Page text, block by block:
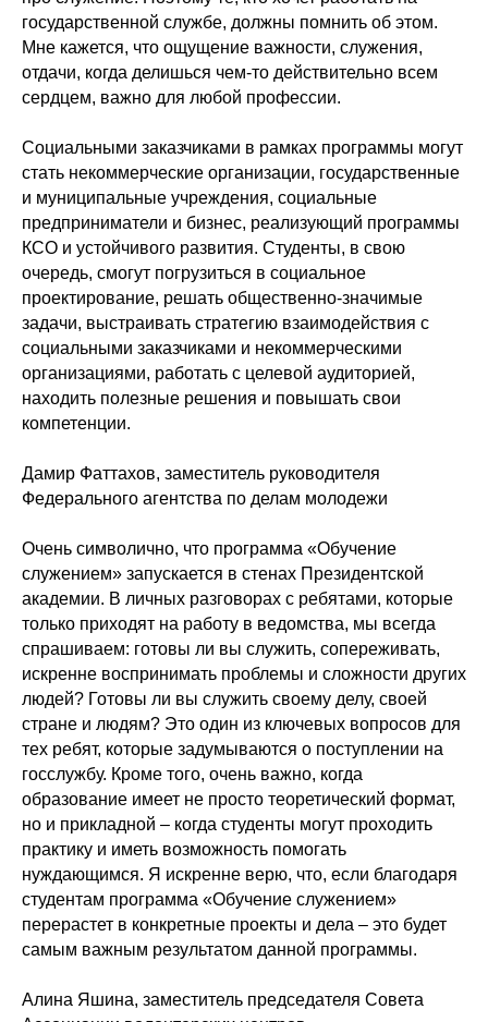
государственной службе, должны помнить об этом.
Мне кажется, что ощущение важности, служения,
отдачи, когда делишься чем-то действительно всем
сердцем, важно для любой профессии.
Социальными заказчиками в рамках программы могут
стать некоммерческие организации, государственные
и муниципальные учреждения, социальные
предприниматели и бизнес, реализующий программы
КСО и устойчивого развития. Студенты, в свою
очередь, смогут погрузиться в социальное
проектирование, решать общественно-значимые
задачи, выстраивать стратегию взаимодействия с
социальными заказчиками и некоммерческими
организациями, работать с целевой аудиторией,
находить полезные решения и повышать свои
компетенции.
Дамир Фаттахов, заместитель руководителя
Федерального агентства по делам молодежи
Очень символично, что программа «Обучение
служением» запускается в стенах Президентской
академии. В личных разговорах с ребятами, которые
только приходят на работу в ведомства, мы всегда
спрашиваем: готовы ли вы служить, сопереживать,
искренне воспринимать проблемы и сложности других
людей? Готовы ли вы служить своему делу, своей
стране и людям? Это один из ключевых вопросов для
тех ребят, которые задумываются о поступлении на
госслужбу. Кроме того, очень важно, когда
образование имеет не просто теоретический формат,
но и прикладной – когда студенты могут проходить
практику и иметь возможность помогать
нуждающимся. Я искренне верю, что, если благодаря
студентам программа «Обучение служением»
перерастет в конкретные проекты и дела – это будет
самым важным результатом данной программы.
Алина Яшина, заместитель председателя Совета